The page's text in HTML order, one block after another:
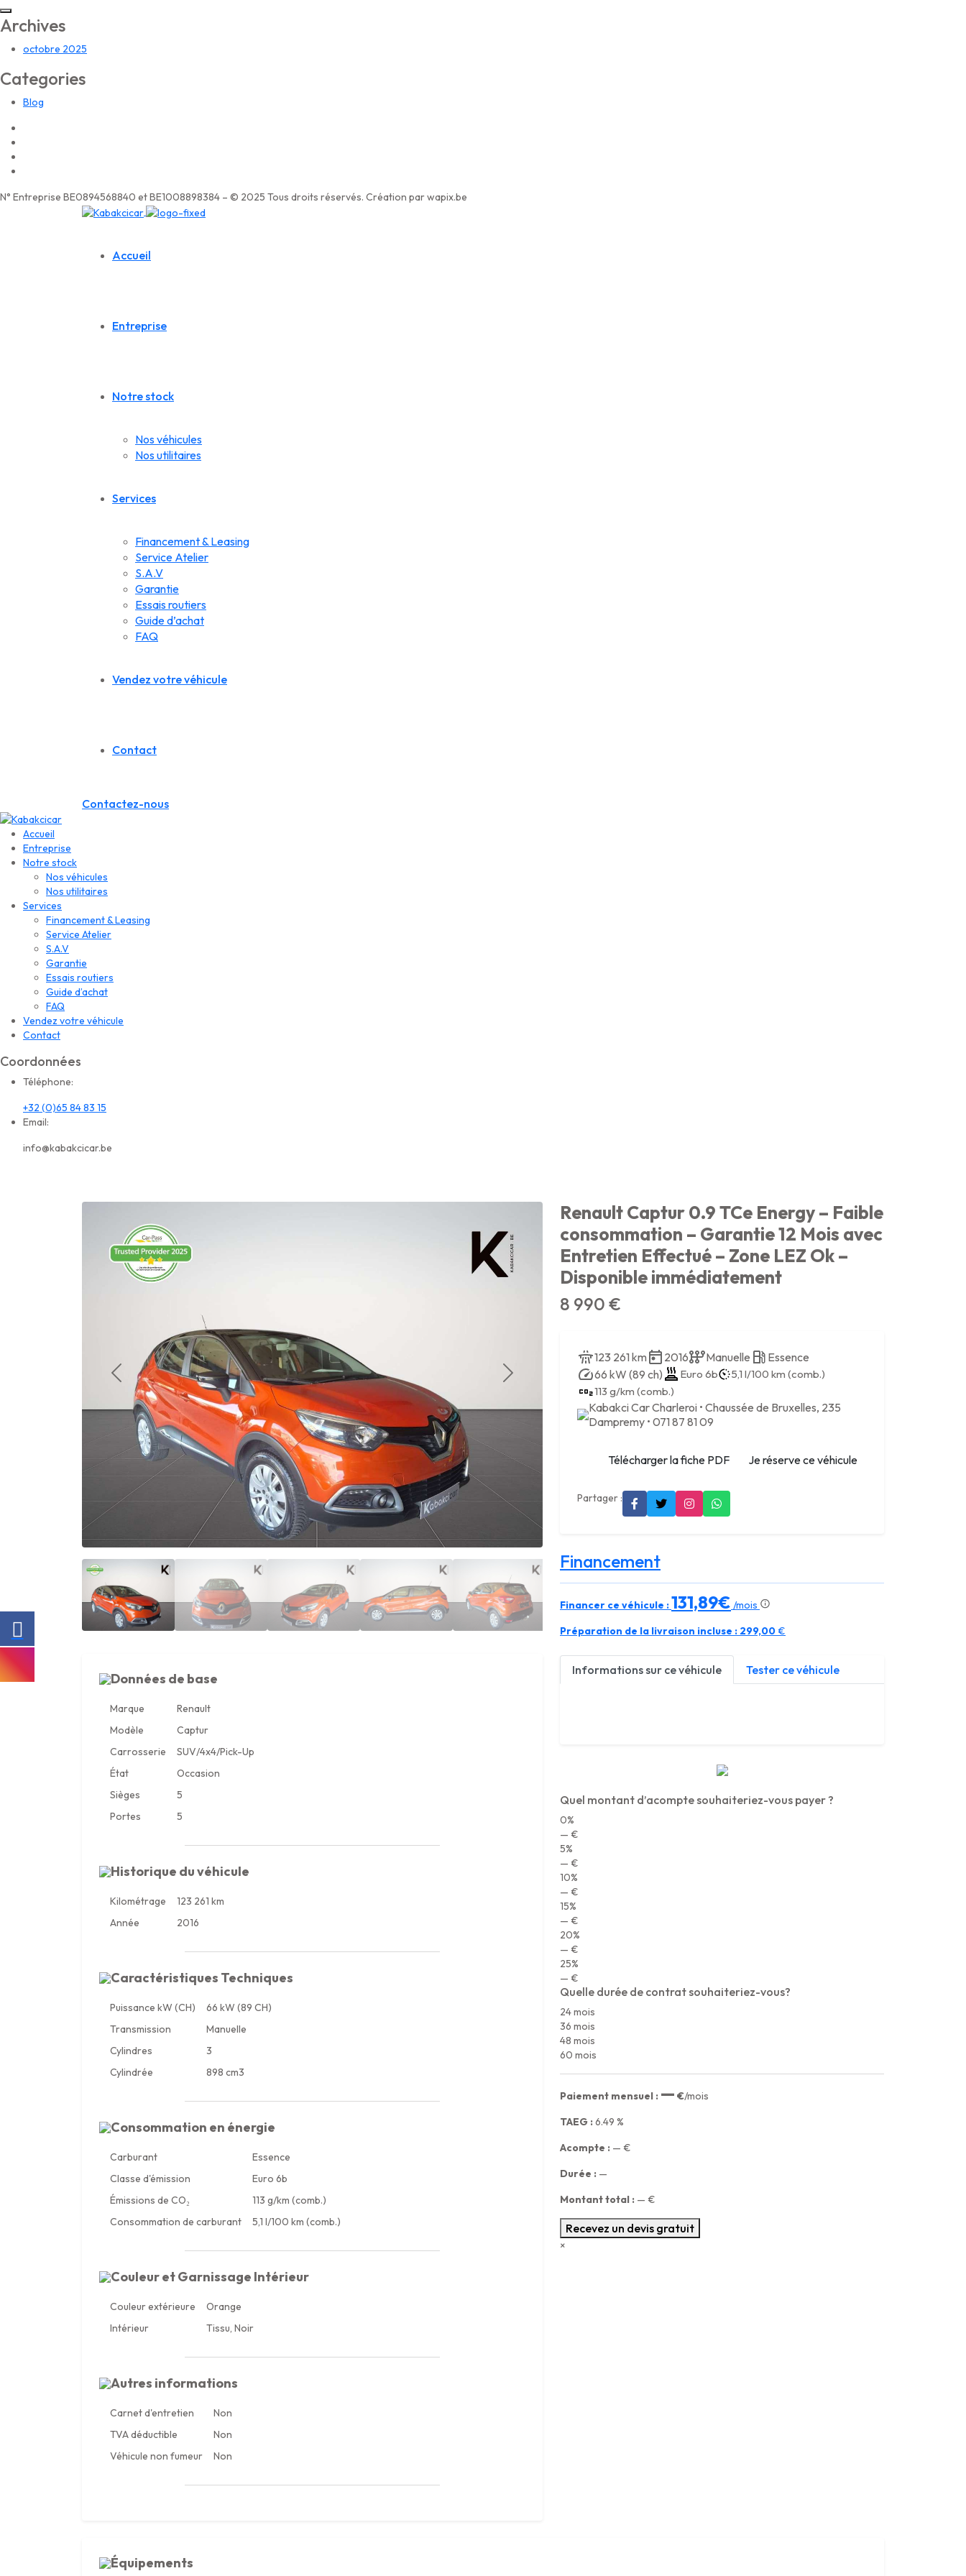
Archives
octobre 2025
Categories
Blog
N° Entreprise BE0894568840 et BE1008898384 – © 2025 Tous droits réservés. Création par wapix.be
Accueil
Entreprise
Notre stock
Nos véhicules
Nos utilitaires
Services
Financement & Leasing
Service Atelier
S.A.V
Garantie
Essais routiers
Guide d’achat
FAQ
Vendez votre véhicule
Contact
Contactez-nous
Accueil
Entreprise
Notre stock
Nos véhicules
Nos utilitaires
Services
Financement & Leasing
Service Atelier
S.A.V
Garantie
Essais routiers
Guide d’achat
FAQ
Vendez votre véhicule
Contact
Coordonnées
Téléphone:
+32 (0)65 84 83 15
Email:
info@kabakcicar.be
Données de base
Marque
Renault
Modèle
Captur
Carrosserie
SUV/4x4/Pick-Up
État
Occasion
Sièges
5
Portes
5
Historique du véhicule
Kilométrage
123 261 km
Année
2016
Caractéristiques Techniques
Puissance kW (CH)
66 kW (89 CH)
Transmission
Manuelle
Cylindres
3
Cylindrée
898 cm3
Consommation en énergie
Carburant
Essence
Classe d'émission
Euro 6b
Émissions de CO₂
113 g/km (comb.)
Consommation de carburant
5,1 l/100 km (comb.)
Couleur et Garnissage Intérieur
Couleur extérieure
Orange
Intérieur
Tissu, Noir
Autres informations
Carnet d'entretien
Non
TVA déductible
Non
Véhicule non fumeur
Non
Renault Captur 0.9 TCe Energy – Faible
consommation – Garantie 12 Mois avec
Entretien Effectué – Zone LEZ Ok –
Disponible immédiatement
8 990 €
123 261 km 2016 Manuelle
Essence
66 kW (89 ch)
Euro 6b
5,1 l/100 km (comb.)
113 g/km (comb.)
Kabakci Car Charleroi • Chaussée de Bruxelles, 235
Dampremy • 071 87 81 09
Télécharger la fiche PDF Je réserve ce véhicule
Partager :
Financement
Financer ce véhicule :131,89€ /mois
Préparation de la livraison incluse : 299,00€
Informations sur ce véhicule Tester ce véhicule
Quel montant d’acompte souhaiteriez-vous payer ?
0%
— €
5%
— €
10%
— €
15%
— €
20%
— €
25%
— €
Quelle durée de contrat souhaiteriez-vous?
24 mois
36 mois
48 mois
60 mois
Paiement mensuel : — €/mois
TAEG : 6.49 %
Acompte : — €
Durée : —
Montant total : — €
Recevez un devis gratuit
×
Équipements